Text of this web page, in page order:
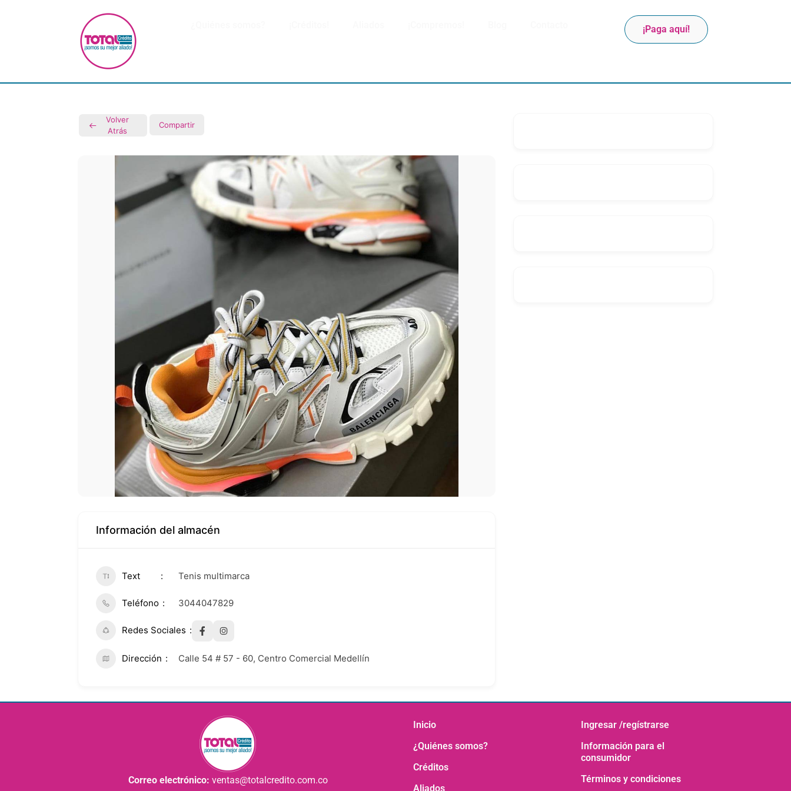
¡Paga aquí!
Volver
Atrás
Compartir
Información del almacén
Text Tenis multimarca
Teléfono 3044047829
Redes Sociales
Dirección Calle 54 # 57 - 60, Centro Comercial Medellín
Correo electrónico: ventas@totalcredito.com.co
Inicio
¿Quiénes somos?
Créditos
Aliados
Ingresar /regístrarse
Información para el
consumidor
Términos y condiciones